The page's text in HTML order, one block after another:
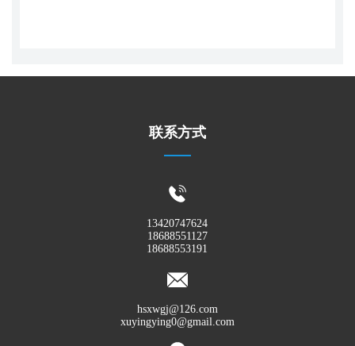
联系方式
13420747624
18688551127
18688553191
hsxwgj@126.com
xuyingying0@gmail.com